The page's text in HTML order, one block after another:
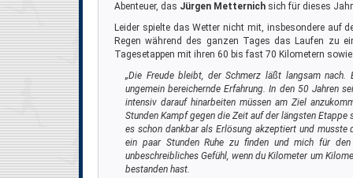
Abenteuer, das Jürgen Metternich sich für dieses
Leider spielte das Wetter nicht mit, insbesondere auf
Regen während des ganzen Tages das Laufen zu
Tagesetappen mit ihren 60 bis fast 70 Kilometern
„Die Freude bleibt, der Schmerz läßt langsam
ungemein bereichernde Erfahrung. In den 50 Jahren
intensiv darauf hinarbeiten müssen am Ziel
Stunden Kampf gegen die Zeit auf der längsten
es schon dankbar als Erlösung akzeptiert und
ein paar Stunden Ruhe zu finden und mich für
unbeschreibliches Gefühl, wenn du Kilometer um
bestanden hast.